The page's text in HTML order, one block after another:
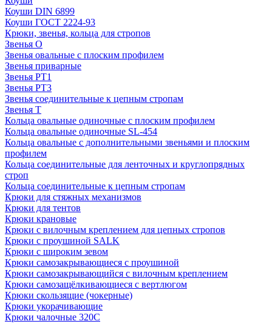
Коуши DIN 6899
Коуши ГОСТ 2224-93
Крюки, звенья, кольца для стропов
Звенья О
Звенья овальные с плоским профилем
Звенья приварные
Звенья РТ1
Звенья РТ3
Звенья соединительные к цепным стропам
Звенья Т
Кольца овальные одиночные c плоским профилем
Кольца овальные одиночные SL-454
Кольца овальные с дополнительными звеньями и плоским
профилем
Кольца соединительные для ленточных и круглопрядных
строп
Кольца соединительные к цепным стропам
Крюки для стяжных механизмов
Крюки для тентов
Крюки крановые
Крюки с вилочным креплением для цепных стропов
Крюки с проушиной SALK
Крюки с широким зевом
Крюки самозакрывающиеся с проушиной
Крюки самозакрывающийся с вилочным креплением
Крюки самозащёлкивающиеся с вертлюгом
Крюки скользящие (чокерные)
Крюки укорачивающие
Крюки чалочные 320C